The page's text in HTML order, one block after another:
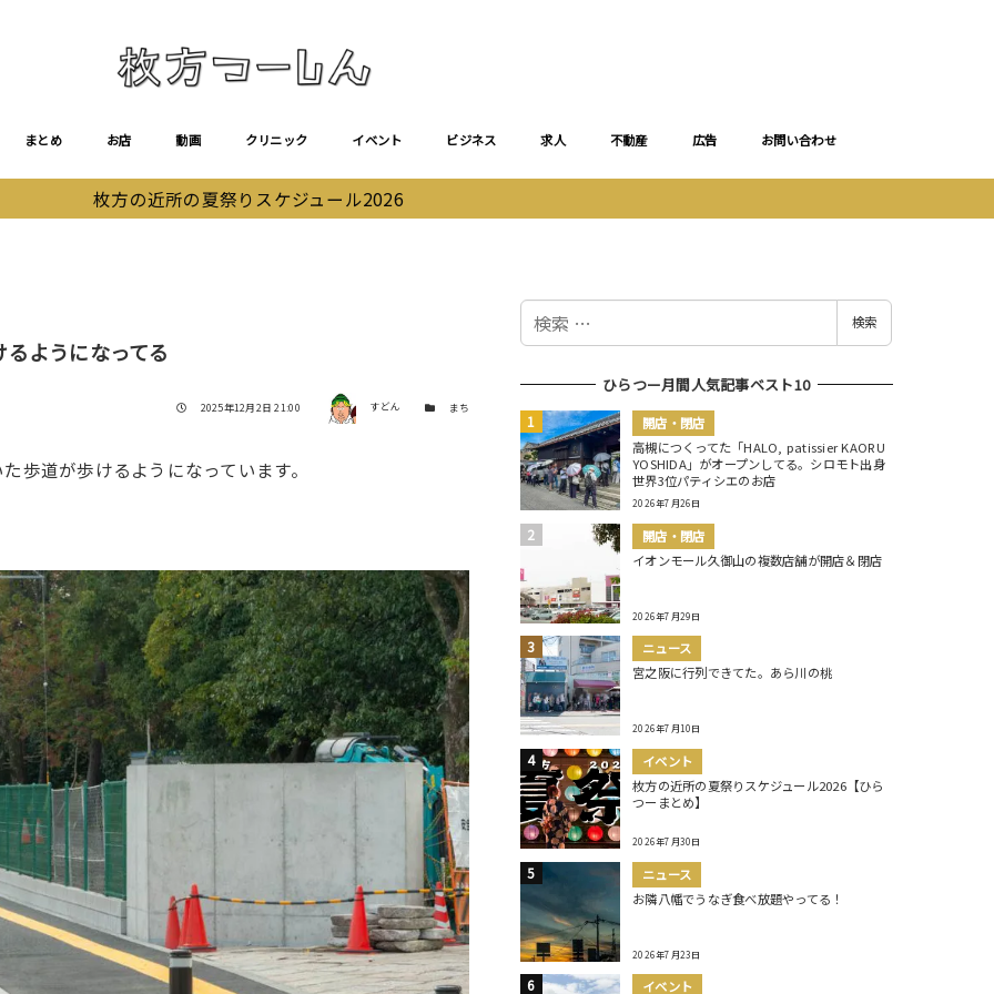
まとめ お店 動画 クリニック イベント ビジネス 求人 不動産 広告 お問い合わせ
枚方の近所の夏祭りスケジュール2026
ようになってる
投稿日
2025年12月2日 21:00 著者 すどん カテゴリー
まち
歩道が歩けるようになっています。
検
検索
ひらつー月間人気記事ベスト10
開店・閉店
高槻につくってた「HALO, patissier KAORU
YOSHIDA」がオープンしてる。シロモト出身
世界3位パティシエのお店
2026年7月26日
開店・閉店
イオンモール久御山の複数店舗が開店＆閉店
2026年7月29日
ニュース
宮之阪に行列できてた。あら川の桃
2026年7月10日
イベント
枚方の近所の夏祭りスケジュール2026【ひら
つーまとめ】
2026年7月30日
ニュース
お隣八幡でうなぎ食べ放題やってる！
2026年7月23日
イベント